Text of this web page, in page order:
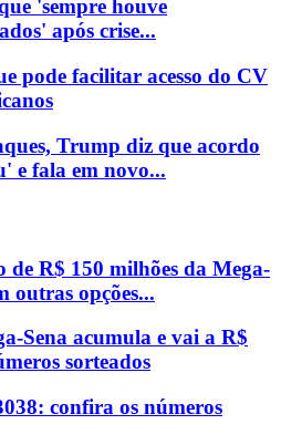
'sempre houve
após crise...
pode facilitar acesso do CV
Trump diz que acordo
e fala em novo...
de R$ 150 milhões da Mega-
outras opções...
Sena acumula e vai a R$
sorteados
confira os números